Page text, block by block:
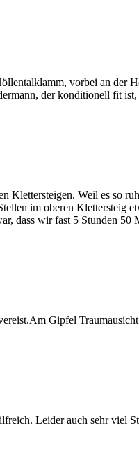
vorbei an der
der konditionell fit
Klettersteigen. Weil es so
im oberen Klettersteig
dass wir fast 5 Stunden 50
Gipfel
Leider auch sehr viel